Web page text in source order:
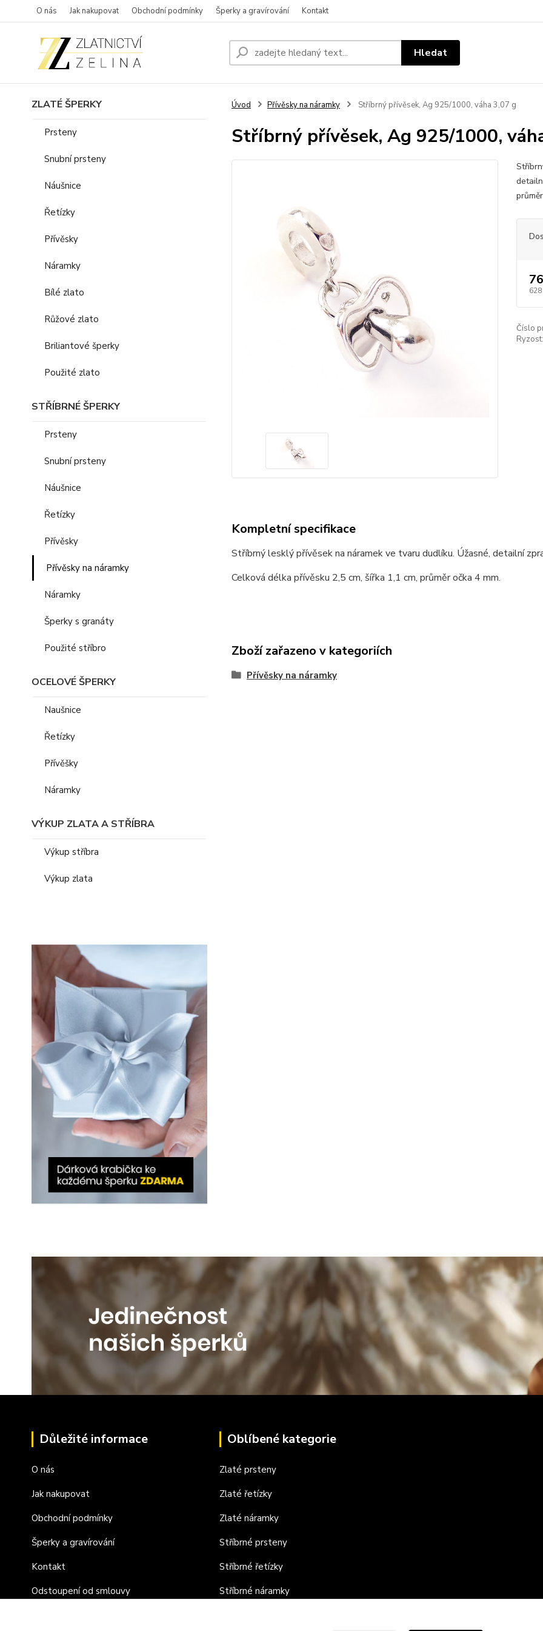
O nás Jak nakupovat Obchodní podmínky Šperky a gravírování Kontakt
Hledat
ZLATÉ ŠPERKY
Prsteny
Snubní prsteny
Náušnice
Řetízky
Přívěsky
Náramky
Bílé zlato
Růžové zlato
Briliantové šperky
Použité zlato
STŘÍBRNÉ ŠPERKY
Prsteny
Snubní prsteny
Náušnice
Řetízky
Přívěsky
Přívěsky na náramky
Náramky
Šperky s granáty
Použité stříbro
OCELOVÉ ŠPERKY
Naušnice
Řetízky
Přívěšky
Náramky
VÝKUP ZLATA A STŘÍBRA
Výkup stříbra
Výkup zlata
Úvod Přívěsky na náramky Stříbrný přívěsek, Ag 925/1000, váha 3,07 g
Stříbrný přívěsek, Ag 925/1000,
628
Číslo
Ryzost:
Kompletní specifikace
Stříbrný lesklý přívěsek na náramek ve tvaru dudlíku. Úžasné, detailní
Celková délka přívěsku 2,5 cm, šířka 1,1 cm, průměr očka 4 mm.
Zboží zařazeno v kategoriích
Přívěsky na náramky
Důležité informace
O nás
Jak nakupovat
Obchodní podmínky
Šperky a gravírování
Kontakt
Odstoupení od smlouvy
Oblíbené kategorie
Zlaté prsteny
Zlaté řetízky
Zlaté náramky
Stříbrné prsteny
Stříbrné řetízky
Stříbrné náramky